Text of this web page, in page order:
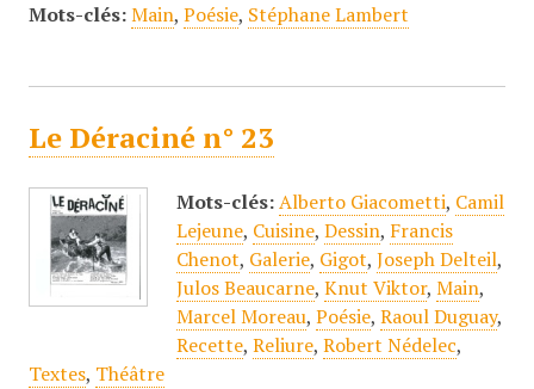
Mots-clés: Main, Poésie, Stéphane Lambert
Le Déraciné n° 23
Mots-clés: Alberto Giacometti, Camil
Lejeune, Cuisine, Dessin, Francis
Chenot, Galerie, Gigot, Joseph Delteil,
Julos Beaucarne, Knut Viktor, Main,
Marcel Moreau, Poésie, Raoul Duguay,
Recette, Reliure, Robert Nédelec,
Textes, Théâtre